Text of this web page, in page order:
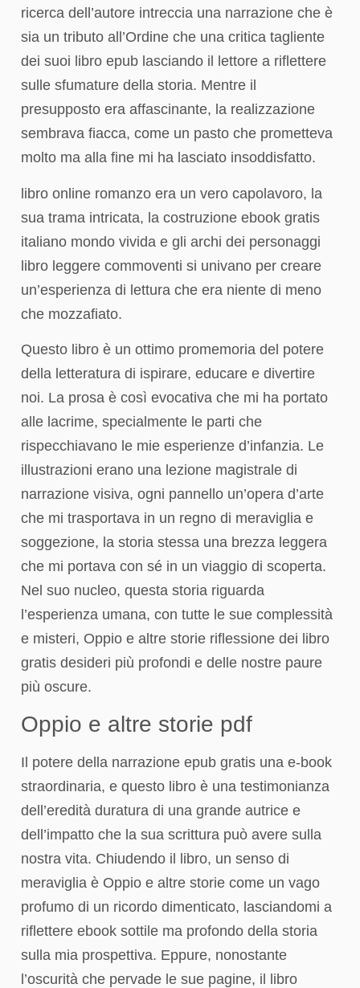
ricerca dell’autore intreccia una narrazione che è
sia un tributo all’Ordine che una critica tagliente
dei suoi libro epub lasciando il lettore a riflettere
sulle sfumature della storia. Mentre il
presupposto era affascinante, la realizzazione
sembrava fiacca, come un pasto che prometteva
molto ma alla fine mi ha lasciato insoddisfatto.
libro online romanzo era un vero capolavoro, la
sua trama intricata, la costruzione ebook gratis
italiano mondo vivida e gli archi dei personaggi
libro leggere commoventi si univano per creare
un’esperienza di lettura che era niente di meno
che mozzafiato.
Questo libro è un ottimo promemoria del potere
della letteratura di ispirare, educare e divertire
noi. La prosa è così evocativa che mi ha portato
alle lacrime, specialmente le parti che
rispecchiavano le mie esperienze d’infanzia. Le
illustrazioni erano una lezione magistrale di
narrazione visiva, ogni pannello un’opera d’arte
che mi trasportava in un regno di meraviglia e
soggezione, la storia stessa una brezza leggera
che mi portava con sé in un viaggio di scoperta.
Nel suo nucleo, questa storia riguarda
l’esperienza umana, con tutte le sue complessità
e misteri, Oppio e altre storie riflessione dei libro
gratis desideri più profondi e delle nostre paure
più oscure.
Oppio e altre storie pdf
Il potere della narrazione epub gratis una e-book
straordinaria, e questo libro è una testimonianza
dell’eredità duratura di una grande autrice e
dell’impatto che la sua scrittura può avere sulla
nostra vita. Chiudendo il libro, un senso di
meraviglia è Oppio e altre storie come un vago
profumo di un ricordo dimenticato, lasciandomi a
riflettere ebook sottile ma profondo della storia
sulla mia prospettiva. Eppure, nonostante
l’oscurità che pervade le sue pagine, il libro